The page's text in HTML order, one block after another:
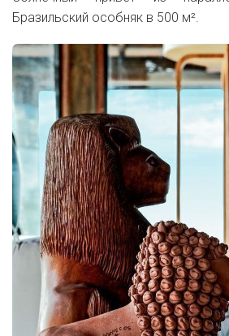
Бразильский особняк в 500 м².